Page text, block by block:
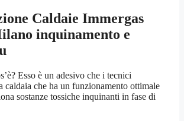
Caldaie Immergas
inquinamento e
Esso è un adesivo che i tecnici
caldaia che ha un funzionamento ottimale
sostanze tossiche inquinanti in fase di